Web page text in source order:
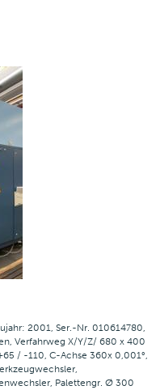
2001, Ser.-Nr. 010614780,
Verfahrweg X/Y/Z/ 680 x 400
/ -110, C-Achse 360x 0,001°,
Palettengr. Ø 300